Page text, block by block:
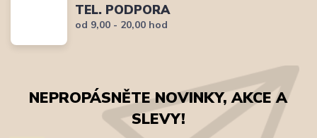
TEL. PODPORA
od 9,00 - 20,00 hod
NEPROPÁSNĚTE NOVINKY, AKCE A
SLEVY!